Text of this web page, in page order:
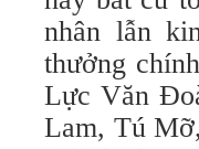
nhân lẫn
thưởng
Lực Văn
Lam, Tú